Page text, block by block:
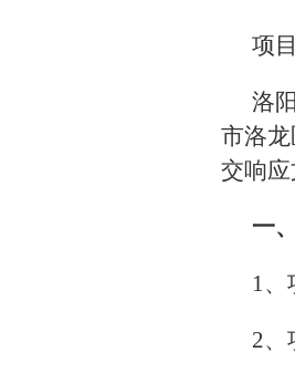
项
洛
市洛
交响应
一
1、
2、